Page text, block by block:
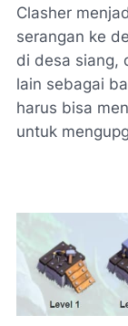
Clasher
serangan ke
di desa siang,
lain sebagai
harus bisa
untuk